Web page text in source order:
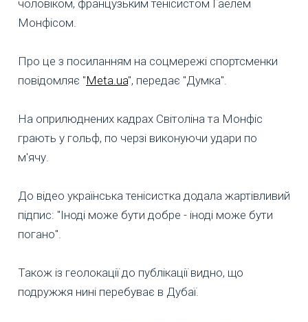
чоловіком, французьким тенісистом Гаелем
Монфісом.
Про це з посиланням на соцмережі спортсменки
повідомляє "Meta.ua", передає "Думка".
На оприлюднених кадрах Світоліна та Монфіс
грають у гольф, по черзі виконуючи удари по
м'ячу.
До відео українська тенісистка додала жартівливий
підпис: "Іноді може бути добре - іноді може бути
погано".
Також із геолокації до публікації видно, що
подружжя нині перебуває в Дубаї.